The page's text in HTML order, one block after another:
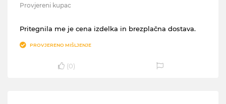
Provjereni kupac
Pritegnila me je cena izdelka in brezplačna dostava.
PROVJERENO MIŠLJENJE
(0)